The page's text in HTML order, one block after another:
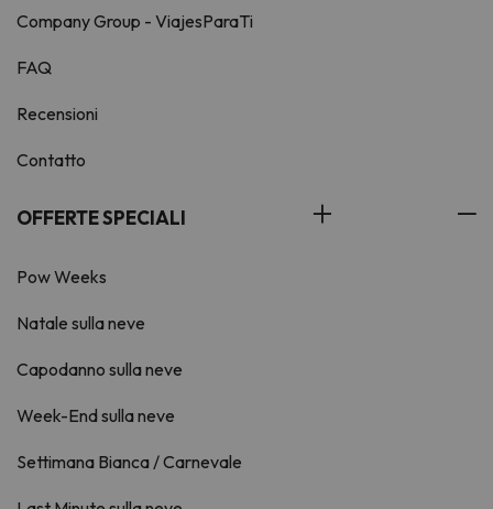
Company Group - ViajesParaTi
FAQ
Recensioni
Contatto
OFFERTE SPECIALI
Pow Weeks
Natale sulla neve
Capodanno sulla neve
Week-End sulla neve
Settimana Bianca / Carnevale